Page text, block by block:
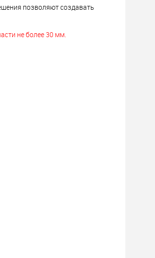
позволяют создавать
не более 30 мм.